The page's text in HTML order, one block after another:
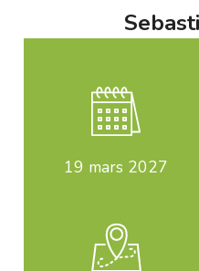
19 mars 2027